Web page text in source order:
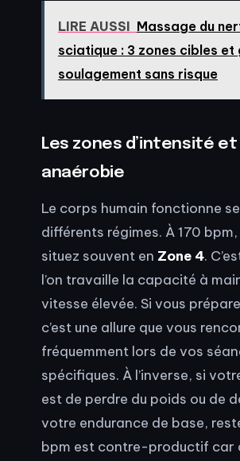
LIRE AUSSI Massage du
sciatique : 3 zones cibles et
soulagement sans risque
Les zones d’intensité et
anaérobie
Le corps humain fonctionne
différents régimes. À 170
situez souvent en Zone 4.
l’on travaille la capacité à
vitesse élevée. Si vous
c’est une allure que vous
fréquemment lors de vos
spécifiques. À l’inverse, si
est de perdre du poids ou de
votre endurance de base,
bpm est contre-productif car